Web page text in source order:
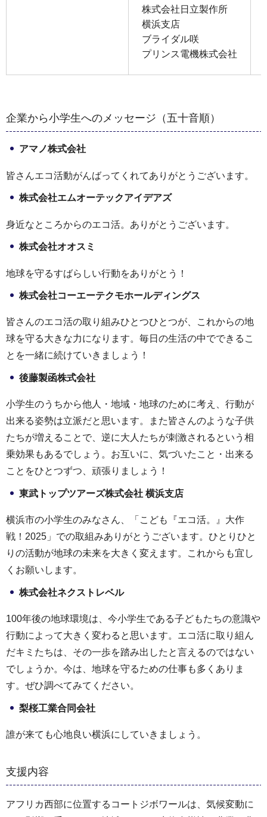
株式会社日立製作所
横浜支店
ブライダル咲
プリンス電機株式会社
企業から小学生へのメッセージ（五十音順）
アマノ株式会社
皆さんエコ活動がんばってくれてありがとうございます。
株式会社エムオーテックアイデアズ
身近なところからのエコ活。ありがとうございます。
株式会社オオスミ
地球を守るすばらしい行動をありがとう！
株式会社コーエーテクモホールディングス
皆さんのエコ活の取り組みひとつひとつが、これからの地
球を守る大きな力になります。毎日の生活の中でできるこ
とを一緒に続けていきましょう！
後藤製函株式会社
小学生のうちから他人・地域・地球のために考え、行動が
出来る姿勢は立派だと思います。また皆さんのような子供
たちが増えることで、逆に大人たちが刺激されるという相
乗効果もあるでしょう。お互いに、気づいたこと・出来る
ことをひとつずつ、頑張りましょう！
東武トップツアーズ株式会社 横浜支店
横浜市の小学生のみなさん、「こども『エコ活。』大作
戦！2025」での取組みありがとうございます。ひとりひと
りの活動が地球の未来を大きく変えます。これからも宜し
くお願いします。
株式会社ネクストレベル
100年後の地球環境は、今小学生である子どもたちの意識や
行動によって大きく変わると思います。エコ活に取り組ん
だキミたちは、その一歩を踏み出したと言えるのではない
でしょうか。今は、地球を守るための仕事も多くありま
す。ぜひ調べてみてください。
梨桜工業合同会社
誰が来ても心地良い横浜にしていきましょう。
支援内容
アフリカ西部に位置するコートジボワールは、気候変動に